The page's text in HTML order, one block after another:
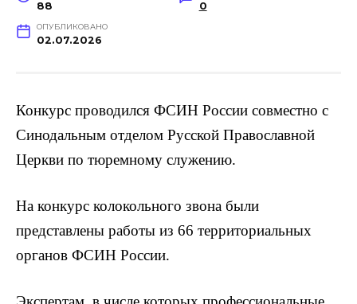
88 0
ОПУБЛИКОВАНО
02.07.2026
Конкурс проводился ФСИН России совместно с
Синодальным отделом Русской Православной
Церкви по тюремному служению.
На конкурс колокольного звона были
представлены работы из 66 территориальных
органов ФСИН России.